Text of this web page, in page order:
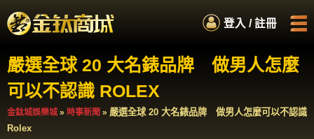
登入 / 註冊
.
.
.
.
首頁 娛樂城商城
如何累積紅利
嚴選全球 20 大名錶品牌 做男人怎麼
可以不認識 ROLEX
金鈦城娛樂城 » 時事新聞 » 嚴選全球 20 大名錶品牌 做男人怎麼可以不認識
Rolex